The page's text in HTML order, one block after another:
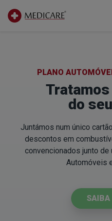
PLANO
do
Juntámos num único
descontos em
convencionados junto
Automóveis
SAIBA